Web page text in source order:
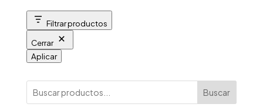
Filtrar productos
Cerrar
Aplicar
Buscar